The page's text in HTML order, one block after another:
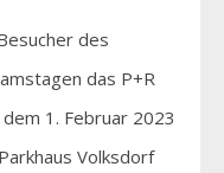
des
das P+R
1. Februar 2023
Volksdorf